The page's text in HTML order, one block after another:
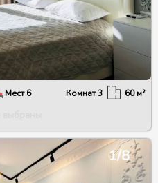
Мест6 Комнат3 60м²
1/8